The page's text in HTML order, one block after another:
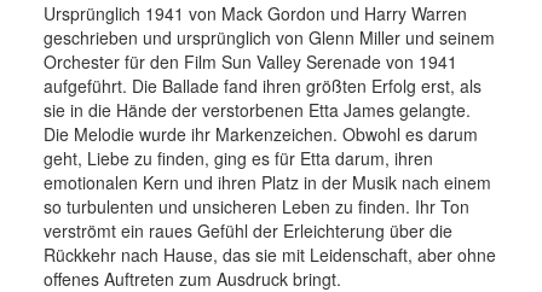
Ursprünglich 1941 von Mack Gordon und Harry Warren
geschrieben und ursprünglich von Glenn Miller und seinem
Orchester für den Film Sun Valley Serenade von 1941
aufgeführt. Die Ballade fand ihren größten Erfolg erst, als
sie in die Hände der verstorbenen Etta James gelangte.
Die Melodie wurde ihr Markenzeichen. Obwohl es darum
geht, Liebe zu finden, ging es für Etta darum, ihren
emotionalen Kern und ihren Platz in der Musik nach einem
so turbulenten und unsicheren Leben zu finden. Ihr Ton
verströmt ein raues Gefühl der Erleichterung über die
Rückkehr nach Hause, das sie mit Leidenschaft, aber ohne
offenes Auftreten zum Ausdruck bringt.